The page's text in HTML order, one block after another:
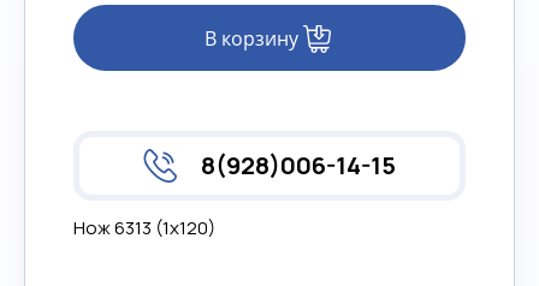
В корзину
8(928)006-14-15
Нож 6313 (1х120)